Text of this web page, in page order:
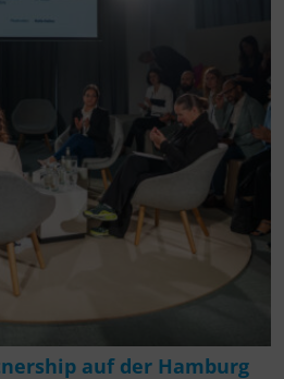
auf der Hamburg